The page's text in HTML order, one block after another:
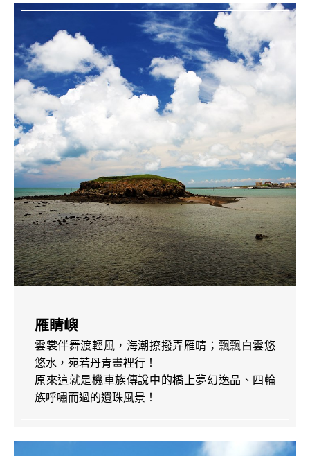
雁睛嶼
雲裳伴舞渡輕風，海潮撩撥弄雁晴；飄飄白雲悠
悠水，宛若丹青畫裡行！
原來這就是機車族傳說中的橋上夢幻逸品、四輪
族呼嘯而過的遺珠風景！